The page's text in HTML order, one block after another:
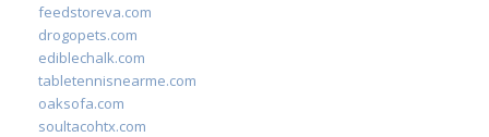
feedstoreva.com
drogopets.com
ediblechalk.com
tabletennisnearme.com
oaksofa.com
soultacohtx.com